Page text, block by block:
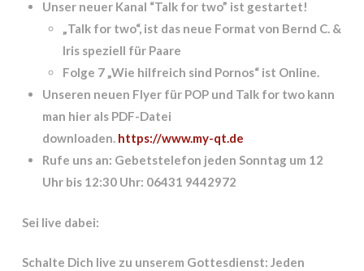
Unser neuer Kanal “Talk for two” ist gestartet!
„Talk for two“, ist das neue Format von Bernd C. &
Iris speziell für Paare
Folge 7„Wie hilfreich sind Pornos“ist Online.
Unseren neuen Flyer für POP und Talk for twokann
man hier als PDF-Datei
downloaden. https://www.my-qt.de
Rufe uns an: Gebetstelefon jeden Sonntag um 12
Uhr bis 12:30 Uhr: 06431 9442972
Sei live dabei:
Schalte Dich live zu unserem Gottesdienst: Jeden